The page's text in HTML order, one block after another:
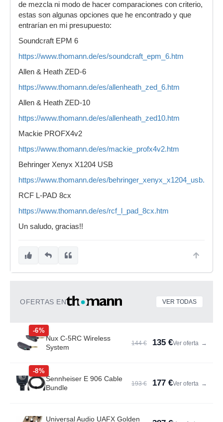
de mezcla ni modo de hacer comparaciones con criterio,
estas son algunas opciones que he encontrado y que
entrarían en mi presupuesto:
Soundcraft EPM 6
https://www.thomann.de/es/soundcraft_epm_6.htm
Allen & Heath ZED-6
https://www.thomann.de/es/allenheath_zed_6.htm
Allen & Heath ZED-10
https://www.thomann.de/es/allenheath_zed10.htm
Mackie PROFX4v2
https://www.thomann.de/es/mackie_profx4v2.htm
Behringer Xenyx X1204 USB
https://www.thomann.de/es/behringer_xenyx_x1204_usb.htm
RCF L-PAD 8cx
https://www.thomann.de/es/rcf_l_pad_8cx.htm
Un saludo, gracias!!
OFERTAS EN VER TODAS
-6%
Nux C-5RC Wireless
System
144 € 135 €Ver oferta →
-8%
Sennheiser E 906 Cable
Bundle
193 € 177 €Ver oferta →
Universal Audio UAFX Golden